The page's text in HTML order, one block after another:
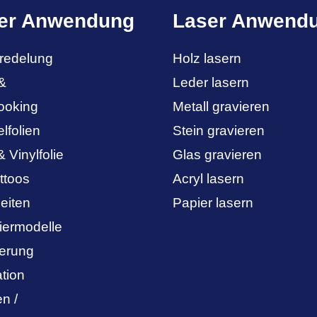
Anwendung
Vinylfolie
/
Laser
Holz lasern
Leder lasern
Metall gravieren
Stein gravieren
Glas gravieren
Acryl lasern
Papier lasern